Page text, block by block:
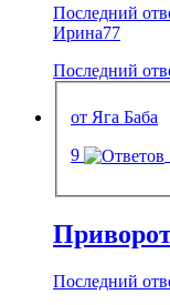
Последний
Ирина77
Последний
от Яга Баба
9
Последний